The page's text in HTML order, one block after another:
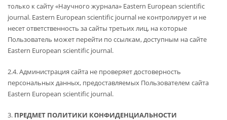
только к сайту «Научного журнала» Eastern European scientific
journal. Eastern European scientific journal не контролирует и не
несет ответственность за сайты третьих лиц, на которые
Пользователь может перейти по ссылкам, доступным на сайте
Eastern European scientific journal.
2.4. Администрация сайта не проверяет достоверность
персональных данных, предоставляемых Пользователем сайта
Eastern European scientific journal.
3. ПРЕДМЕТ ПОЛИТИКИ КОНФИДЕНЦИАЛЬНОСТИ